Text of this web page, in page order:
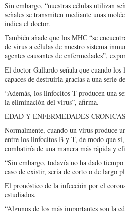
Sin embargo, “nuestras células utilizan
señales se transmiten mediante unas
indica el doctor.
También añade que los MHC “se
de virus a células de nuestro sistema
agentes causantes de enfermedades”,
El doctor Gallardo señala que cuando
capaces de destruirla gracias a una serie
“Además, los linfocitos T producen una
la eliminación del virus”, afirma.
EDAD Y ENFERMEDADES
Normalmente, cuando un virus produce
entre los linfocitos B y T, de modo que
combatiría de una manera más rápida y
“Sin embargo, todavía no ha dado
caso de existir, sería de corto o de largo
El pronóstico de la infección por el
estudiados.
“Algunos de los más importantes son la